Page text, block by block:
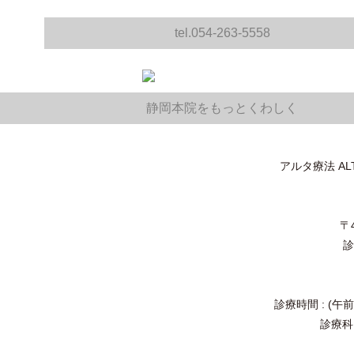
tel.054-263-5558
静岡本院をもっとくわしく
アルタ療法
診療時間 : (午
診療